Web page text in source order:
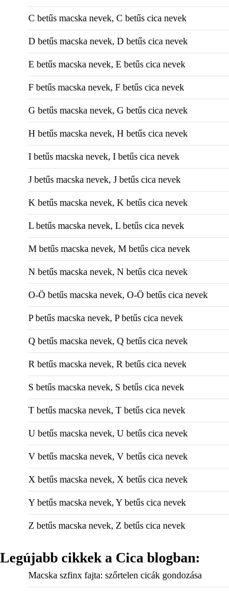
C betűs macska nevek, C betűs cica nevek
D betűs macska nevek, D betűs cica nevek
E betűs macska nevek, E betűs cica nevek
F betűs macska nevek, F betűs cica nevek
G betűs macska nevek, G betűs cica nevek
H betűs macska nevek, H betűs cica nevek
I betűs macska nevek, I betűs cica nevek
J betűs macska nevek, J betűs cica nevek
K betűs macska nevek, K betűs cica nevek
L betűs macska nevek, L betűs cica nevek
M betűs macska nevek, M betűs cica nevek
N betűs macska nevek, N betűs cica nevek
O-Ö betűs macska nevek, O-Ö betűs cica nevek
P betűs macska nevek, P betűs cica nevek
Q betűs macska nevek, Q betűs cica nevek
R betűs macska nevek, R betűs cica nevek
S betűs macska nevek, S betűs cica nevek
T betűs macska nevek, T betűs cica nevek
U betűs macska nevek, U betűs cica nevek
V betűs macska nevek, V betűs cica nevek
X betűs macska nevek, X betűs cica nevek
Y betűs macska nevek, Y betűs cica nevek
Z betűs macska nevek, Z betűs cica nevek
Legújabb cikkek a Cica blogban:
Macska szfinx fajta: szőrtelen cicák gondozása